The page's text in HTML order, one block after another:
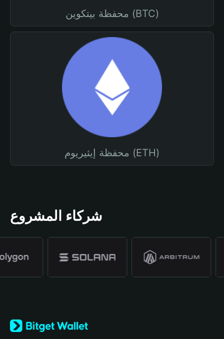
محفظة بيتكوين (BTC)
محفظة إيثيريوم (ETH)
شركاء المشروع